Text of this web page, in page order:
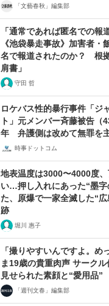
「文藝春秋」編集部
「通常であれば匿名での報
《池袋暴走事故》加害者・
名で報道されたのか？ 根
肩書」
守田 哲
ロケバス性的暴行事件「ジ
ト」元メンバー斉藤被告（
年 弁護側は改めて無罪を
時事ドットコム
地表温度は3000〜4000度
い…押し入れにあった“墨字
た、原爆で一家全滅した“
跡
堀川 惠子
「撮りやすいんですよ。
ま19歳の貴重肉声 サーク
見せられた素顔と“愛用品”
「週刊文春」編集部